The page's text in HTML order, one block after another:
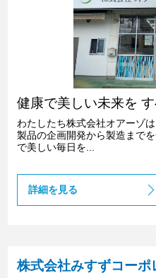
健康で美しい未来を
わたしたち株式会社オアーゾ
製品の企画開発から製造まで
で美しい毎日を...
詳細を見る
株式会社みすずコーポ